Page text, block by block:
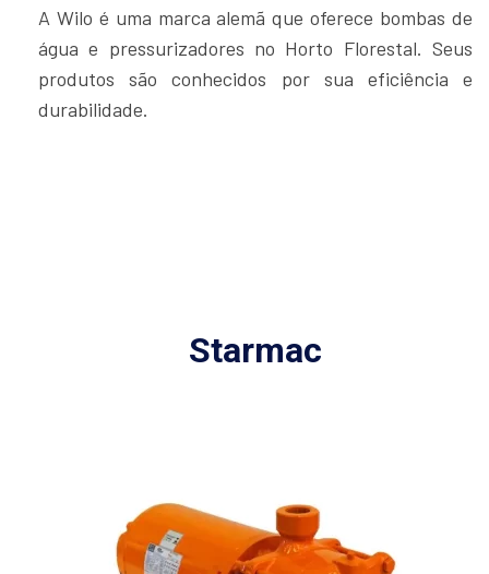
A Wilo é uma marca alemã que oferece bombas de
água e pressurizadores no Horto Florestal. Seus
produtos são conhecidos por sua eficiência e
durabilidade.
Starmac